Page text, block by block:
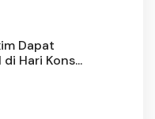
Dapat
Hari Kons...